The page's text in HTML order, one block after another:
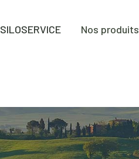
SILOSERVICE Nos produits